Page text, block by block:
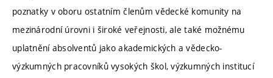
poznatky v oboru ostatním členům vědecké komunity na
mezinárodní úrovni i široké veřejnosti, ale také možnému
uplatnění absolventů jako akademických a vědecko-
výzkumných pracovníků vysokých škol, výzkumných institucí